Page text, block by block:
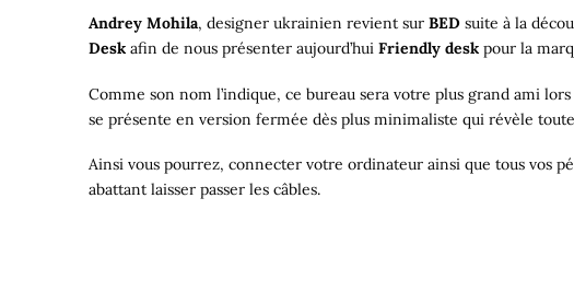
Andrey Mohila, designer ukrainien revient sur BED suite à la
Desk afin de nous présenter aujourd’hui Friendly deskpour la
Comme son nom l’indique, ce bureau sera votre plus grand ami
se présente en version fermée dès plus minimaliste qui révèle
Ainsi vous pourrez, connecter votre ordinateur ainsi que tous vos
abattant laisser passer les câbles.